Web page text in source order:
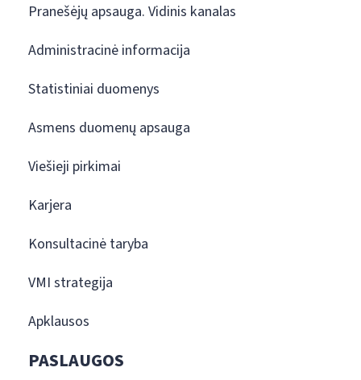
Pranešėjų apsauga. Vidinis kanalas
Administracinė informacija
Statistiniai duomenys
Asmens duomenų apsauga
Viešieji pirkimai
Karjera
Konsultacinė taryba
VMI strategija
Apklausos
PASLAUGOS